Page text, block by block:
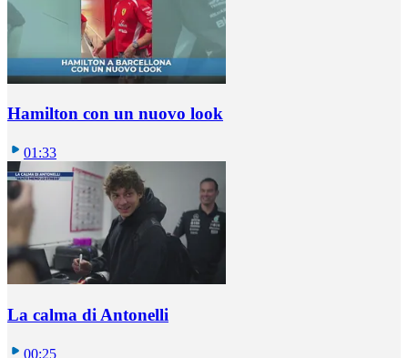
Hamilton con un nuovo look
01:33
La calma di Antonelli
00:25